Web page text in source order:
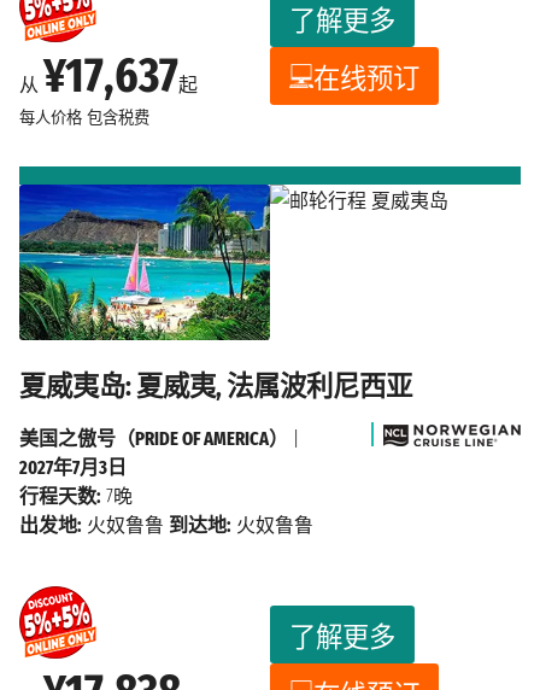
从 ¥17,637起
每人价格 包含税费
了解更多
在线预订
夏威夷岛: 夏威夷, 法属波利尼西亚
了解更多
美国之傲号（PRIDE OF AMERICA）
2027年7月3日
行程天数: 7晚
出发地: 火奴鲁鲁 到达地: 火奴鲁鲁